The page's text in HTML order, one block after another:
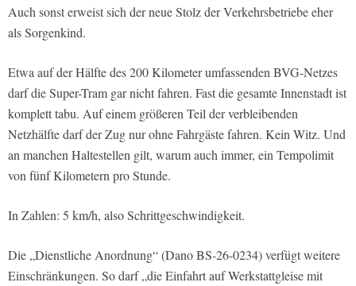
Auch sonst erweist sich der neue Stolz der Verkehrsbetriebe eher
als Sorgenkind.
Etwa auf der Hälfte des 200 Kilometer umfassenden BVG-Netzes
darf die Super-Tram gar nicht fahren. Fast die gesamte Innenstadt ist
komplett tabu. Auf einem größeren Teil der verbleibenden
Netzhälfte darf der Zug nur ohne Fahrgäste fahren. Kein Witz. Und
an manchen Haltestellen gilt, warum auch immer, ein Tempolimit
von fünf Kilometern pro Stunde.
In Zahlen: 5 km/h, also Schrittgeschwindigkeit.
Die „Dienstliche Anordnung“ (Dano BS-26-0234) verfügt weitere
Einschränkungen. So darf „die Einfahrt auf Werkstattgleise mit